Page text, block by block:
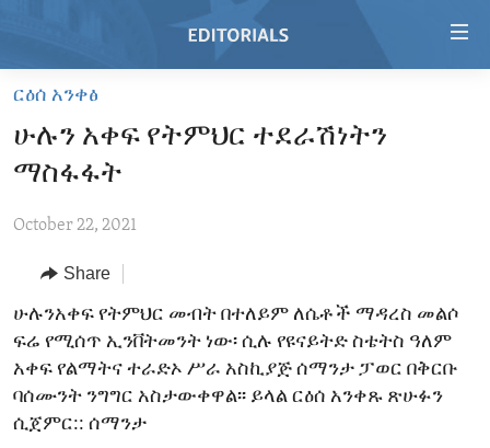
Skip
main
content
to
Navigation
Skip
to
Search
REGIONS
AFRICA
AMERICAS
ASIA
EUROPE
MIDDLE EAST
TOPICS
HUMAN RIGHTS
SECURITY AND DEFENSE
AID AND DEVELOPMENT
DEMOCRACY AND GOVERNANCE
ARCHIVE
ABOUT US
ርዕሰ አንቀፅ
ሁሉን አቀፍ የትምህር ተደራሽነትን
ማስፋፋት
October 22, 2021
Share
ሁሉንአቀፍ የትምህር መብት በተለይም ለሴቶች ማዳረስ መልሶ
ፍሬ የሚሰጥ ኢንቨትመንት ነው፡ ሲሉ የዩናይትድ ስቴትስ ዓለም
አቀፍ የልማትና ተራድኦ ሥራ አስኪያጅ ሰማንታ ፓወር በቅርቡ
ባሰሙንት ንግግር አስታውቀዋል፡፡ ይላል ርዕሰ አንቀጹ ጽሁፉን
ሲጀምር:: ሰማንታ